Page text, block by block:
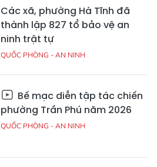
Các xã, phường Hà Tĩnh đã
thành lập 827 tổ bảo vệ an
ninh trật tự
QUỐC PHÒNG - AN NINH
Bế mạc diễn tập tác chiến
phường Trần Phú năm 2026
QUỐC PHÒNG - AN NINH